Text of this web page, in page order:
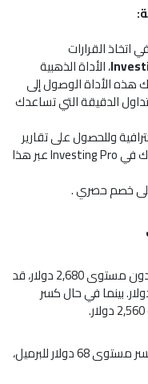
القرارات
، الأداة الذهبية
هذه الأداة الوصول إلى
الدقيقة التي تساعدك
وللحصول على تقارير
دقيقة تدعم قراراتك المالية، يمكنك الاشتراك في Investing Pro عبر هذا
1. الذهب (XAU/USD): إذا استمرت الأسعار دون مستوى 2,680 دولار، قد
التصحيحات نحو 2,640 دولار و2,600 دولار. بينما في حال كسر
2. النفط الخام (WTI): إذا تمكن النفط من كسر مستوى 68 دولار للبرميل،